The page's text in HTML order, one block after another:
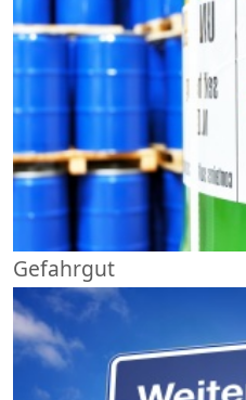
Gefahrgut